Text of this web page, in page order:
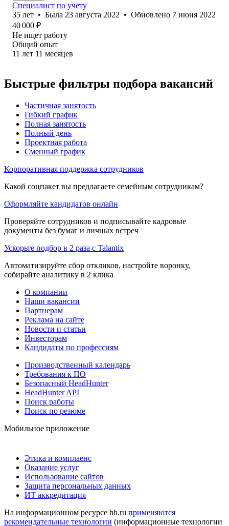
Специалист по учету
35 лет • Была 23 августа 2022 • Обновлено 7 июня 2022
40 000 ₽
Не ищет работу
Общий опыт
11 лет 11 месяцев
Быстрые фильтры подбора вакансий
Частичная занятость
Гибкий график
Полная занятость
Полный день
Проектная работа
Сменный график
Корпоративная поддержка сотрудников
Какой соцпакет вы предлагаете семейным сотрудникам?
Оформляйте кандидатов онлайн
Проверяйте сотрудников и подписывайте кадровые
документы без бумаг и личных встреч
Ускорьте подбор в 2 раза с Talantix
Автоматизируйте сбор откликов, настройте воронку,
собирайте аналитику в 2 клика
О компании
Наши вакансии
Партнерам
Реклама на сайте
Новости и статьи
Инвесторам
Кандидаты по профессиям
Производственный календарь
Требования к ПО
Безопасный HeadHunter
HeadHunter API
Поиск работы
Поиск по резюме
Мобильное приложение
Этика и комплаенс
Оказание услуг
Использование сайтов
Защита персональных данных
ИТ аккредитация
На информационном ресурсе hh.ru применяются
рекомендательные технологии (информационные технологии